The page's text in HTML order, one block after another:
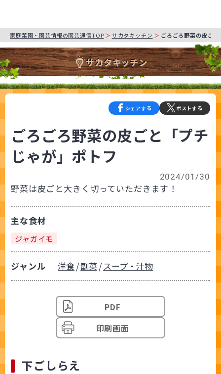
家庭菜園・園芸情報の園芸通信TOP サカタキッチン ごろごろ野菜の皮ご
サカタキッチン
シェアする ポストする
ごろごろ野菜の皮ごと「プチ
じゃが」ポトフ
2024/01/30
野菜は皮ごと大きく切っていただきます！
主な食材
ジャガイモ
ジャンル 洋食 副菜 スープ・汁物
PDF
印刷画面
下ごしらえ